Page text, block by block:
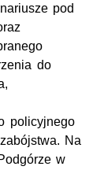
pod
do
policyjnego
Na
w